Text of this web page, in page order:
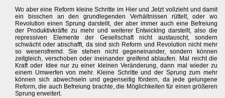
Wo aber eine Reform kleine Schritte im Hier und Jetzt vollzieht und damit
ein bisschen an den grundlegenden Verhältnissen rüttelt, oder wo
Revolution einen Sprung darstellt, der aber immer auch eine Befreiung
der Produktivkräfte zu mehr und weiterer Entwicklng darstellt, also die
repressiven Elemente der Gesellschaft nicht austauscht, sondern
schwächt oder abschafft, da sind sich Reform und Revolution nicht mehr
so wesensfremd. Sie stehen nicht gegeneinander, sondern können
zeitgleich, verschoben oder ineinander greifend ablaufen. Mal reicht die
Kraft oder Idee nur zu einer kleinen Veränderung, dann mal wieder zu
einem Umwerfen von mehr. Kleine Schritte und der Sprung zum mehr
können sich abwechseln und gegenseitig fördern, da jede gelungene
Reform, die auch Befreiung brachte, die Möglichkeiten für einen größeren
Sprung erweitert.